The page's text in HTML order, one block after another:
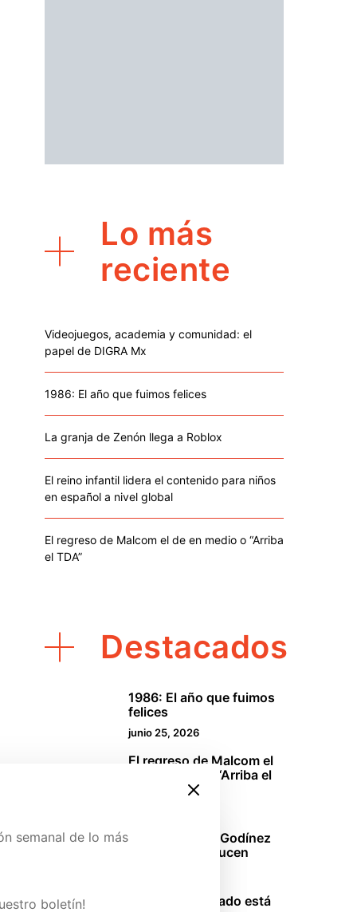
Lo más
reciente
Videojuegos, academia y comunidad: el
papel de DIGRA Mx
1986: El año que fuimos felices
La granja de Zenón llega a Roblox
El reino infantil lidera el contenido para niños
en español a nivel global
El regreso de Malcom el de en medio o “Arriba
el TDA”
Destacados
1986: El año que fuimos
felices
junio 25, 2026
El regreso de Malcom el
de en medio o “Arriba el
3
La oficina: Los Godínez
mexicanos se lucen
4
Sinners: El pecado está
de Patreon y conoce
semanal de lo más
boletín!